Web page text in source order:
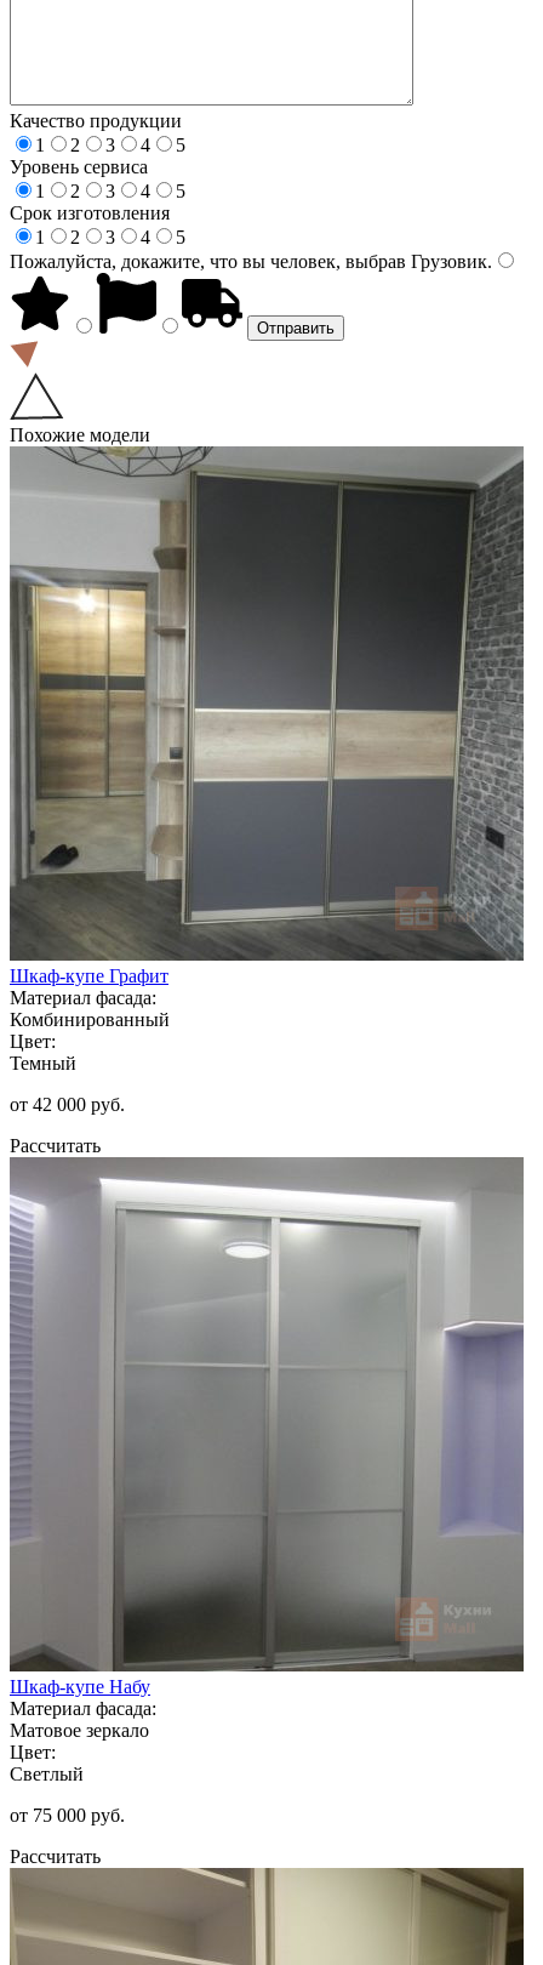
Качество продукции
1
2 3 4
5
Уровень сервиса
1
2 3 4
5
Срок изготовления
1
2 3 4
5
Пожалуйста, докажите, что вы человек, выбрав Грузовик.
Похожие модели
Шкаф-купе Графит
Материал фасада:
Комбинированный
Цвет:
Темный
от 42 000 руб.
Рассчитать
Шкаф-купе Набу
Материал фасада:
Матовое зеркало
Цвет:
Светлый
от 75 000 руб.
Рассчитать